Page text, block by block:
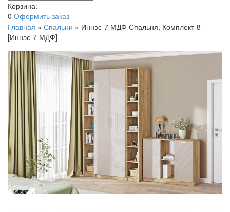
Корзина:
0 Оформить заказ
Главная » Спальни » Иннэс-7 МДФ Спальня, Комплект-8
[Иннэс-7 МДФ]